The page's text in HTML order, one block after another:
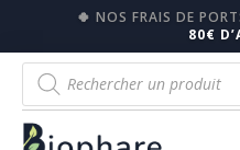
🍀 NOS FRAIS DE
80€
Recherche
de
produits